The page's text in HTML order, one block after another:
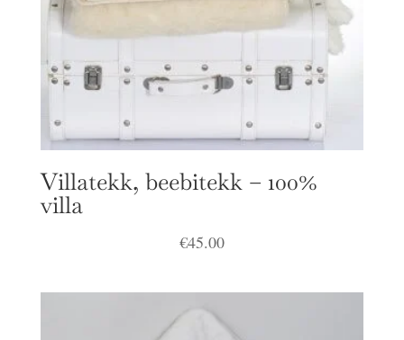
Villatekk, beebitekk – 100%
villa
€45.00